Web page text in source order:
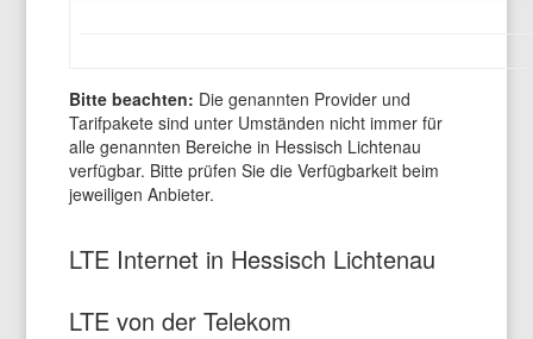
Bitte beachten: Die genannten Provider und
Tarifpakete sind unter Umständen nicht immer für
alle genannten Bereiche in Hessisch Lichtenau
verfügbar. Bitte prüfen Sie die Verfügbarkeit beim
jeweiligen Anbieter.
LTE Internet in Hessisch Lichtenau
LTE von der Telekom